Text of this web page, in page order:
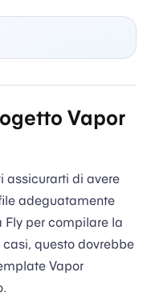
Vapor
assicurarti di avere
adeguatamente
Fly per compilare la
questo dovrebbe
Vapor